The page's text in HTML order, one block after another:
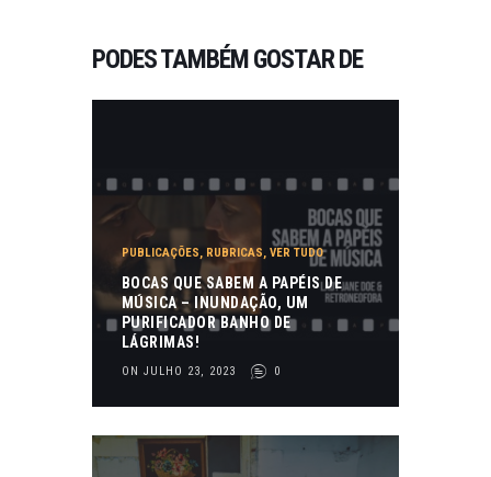
PODES TAMBÉM GOSTAR DE
PUBLICAÇÕES, RUBRICAS, VER TUDO
BOCAS QUE SABEM A PAPÉIS DE
MÚSICA – INUNDAÇÃO, UM
PURIFICADOR BANHO DE
LÁGRIMAS!
ON JULHO 23, 2023 0